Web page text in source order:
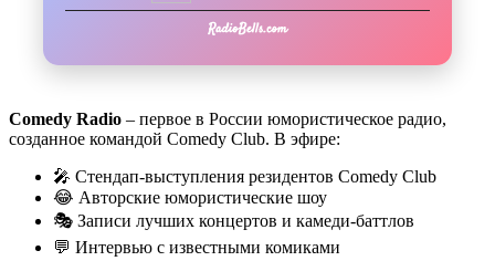
Comedy Radio – первое в России юмористическое радио,
созданное командой Comedy Club. В эфире:
🎤 Стендап-выступления резидентов Comedy Club
😂 Авторские юмористические шоу
🎭 Записи лучших концертов и камеди-баттлов
💬 Интервью с известными комиками